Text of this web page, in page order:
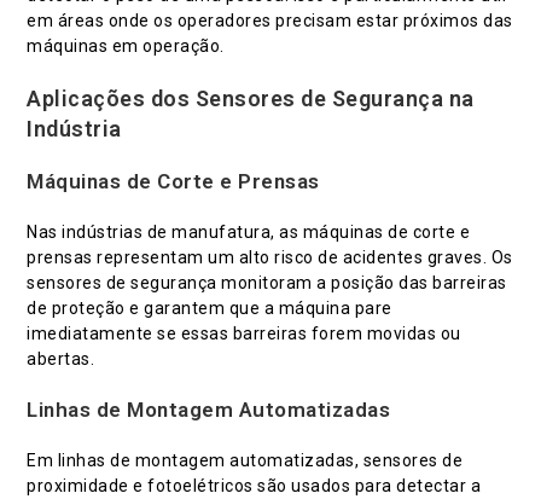
em áreas onde os operadores precisam estar próximos das
máquinas em operação.
Aplicações dos Sensores de Segurança na
Indústria
Máquinas de Corte e Prensas
Nas indústrias de manufatura, as máquinas de corte e
prensas representam um alto risco de acidentes graves. Os
sensores de segurança monitoram a posição das barreiras
de proteção e garantem que a máquina pare
imediatamente se essas barreiras forem movidas ou
abertas.
Linhas de Montagem Automatizadas
Em linhas de montagem automatizadas, sensores de
proximidade e fotoelétricos são usados para detectar a